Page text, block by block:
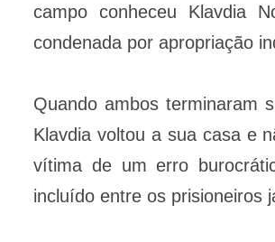
campo conheceu Klavdia
condenada por apropriação
Quando ambos terminaram
Klavdia voltou a sua casa e
vítima de um erro
incluído entre os prisioneiros